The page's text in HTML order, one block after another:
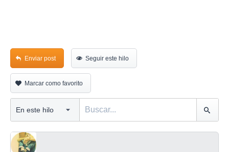
Enviar post Seguir este hilo
Marcar como favorito